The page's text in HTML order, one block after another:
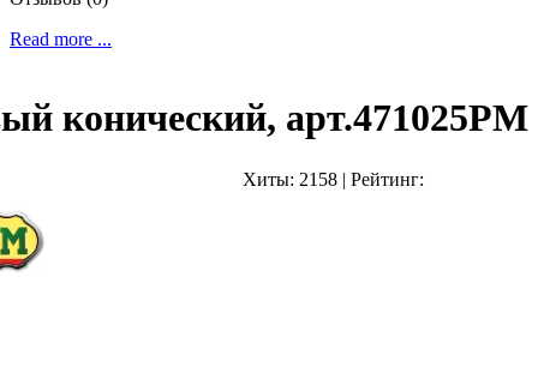
Read more ...
конический, арт.471025PM
Хиты: 2158 | Рейтинг: